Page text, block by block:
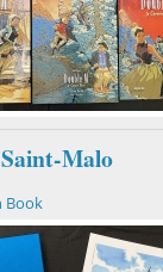
Malo
Book